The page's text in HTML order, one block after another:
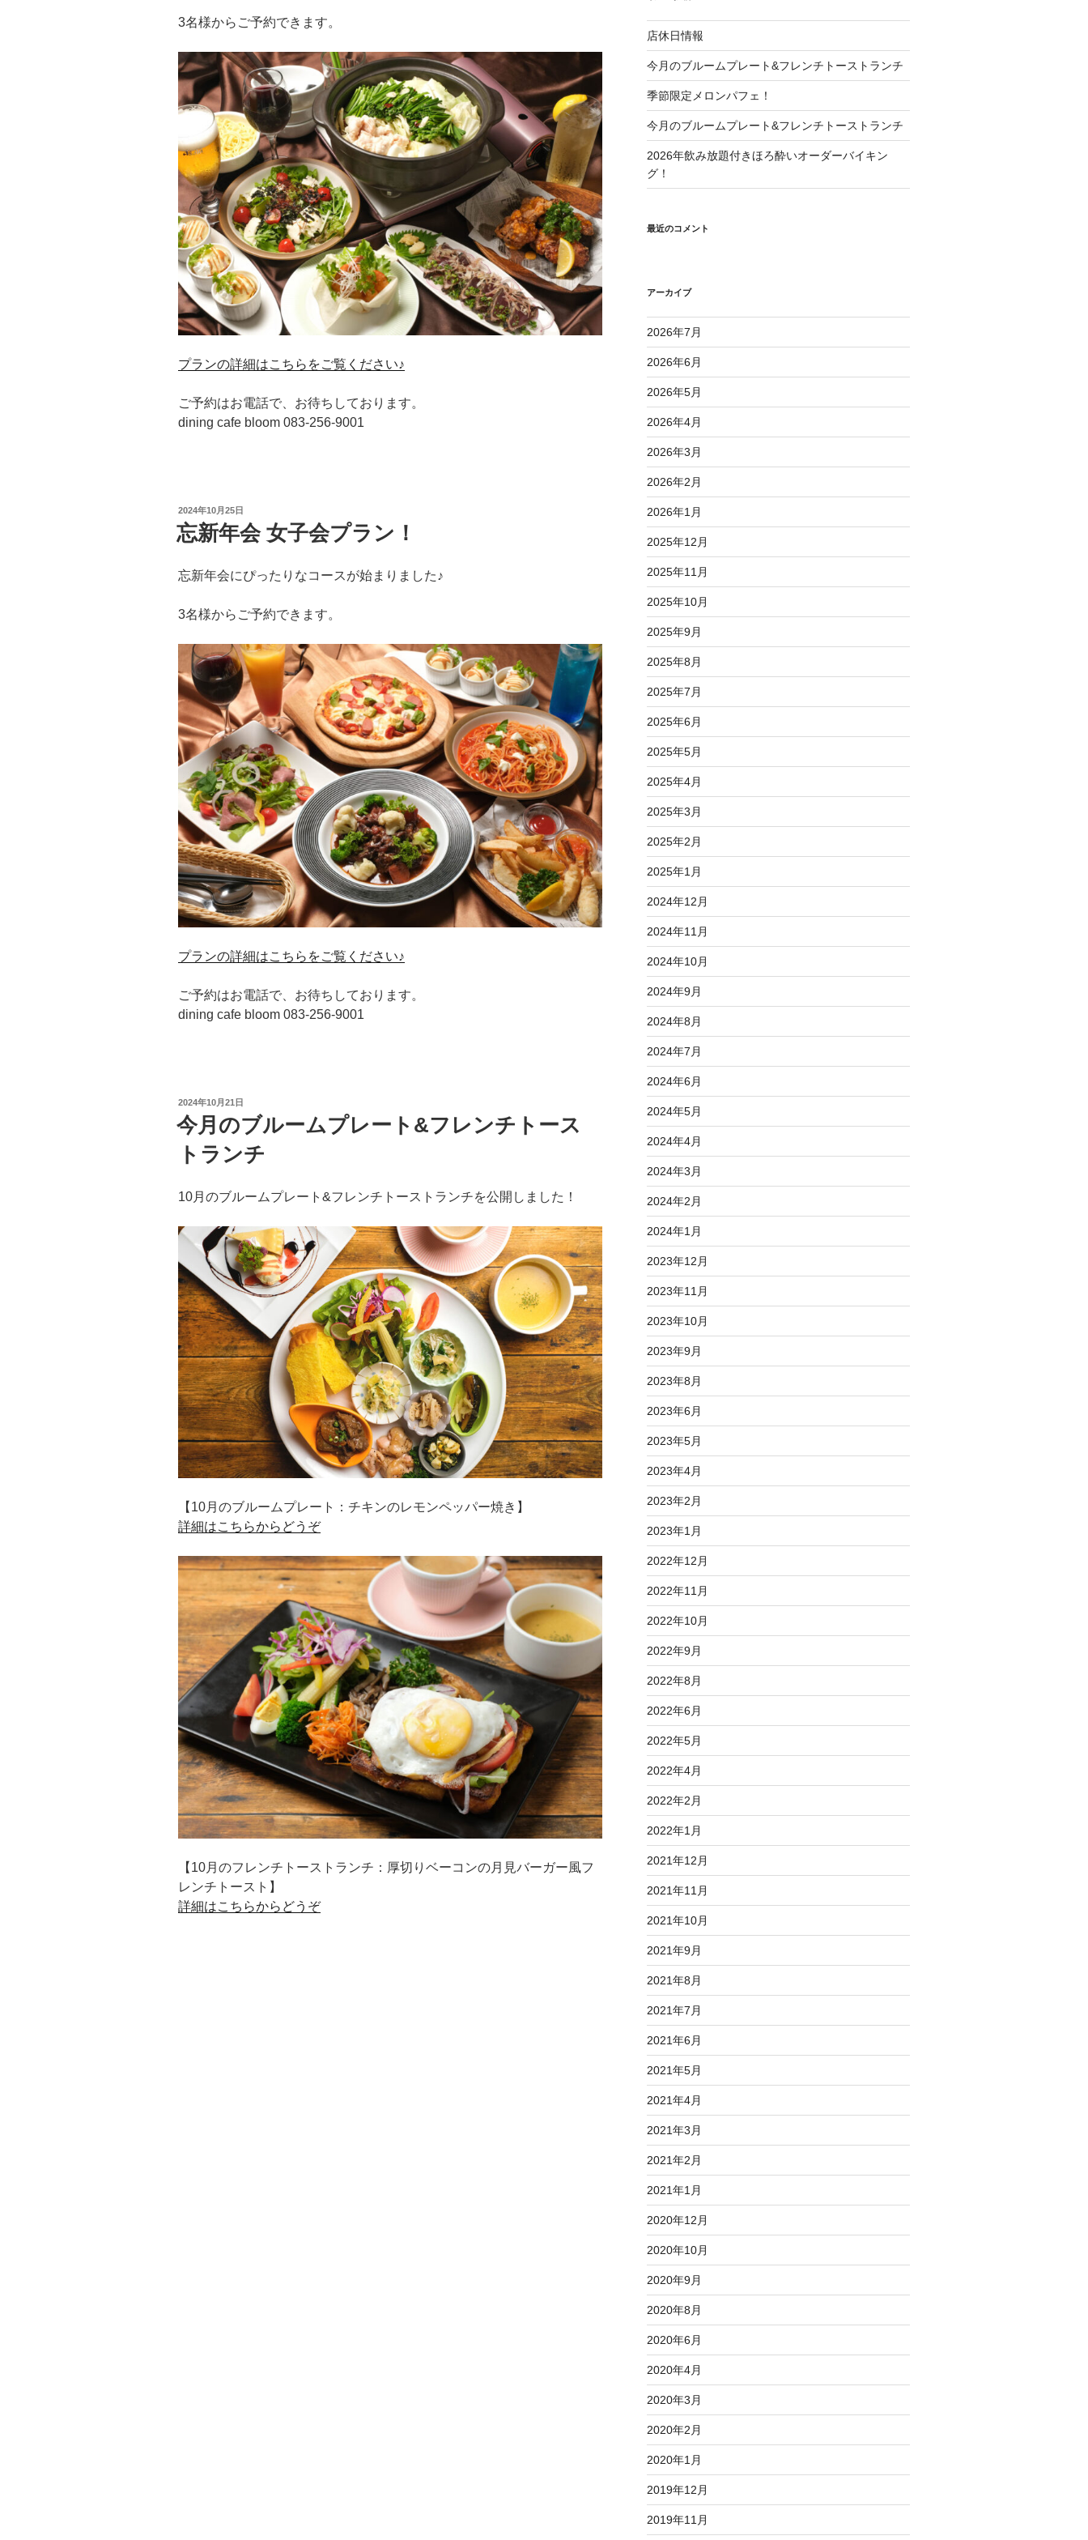
3名様からご予約できます。
プランの詳細はこちらをご覧ください♪
ご予約はお電話で、お待ちしております。
dining cafe bloom 083-256-9001
投
稿
日:
2024年10月25日
忘新年会 女子会プラン！
忘新年会にぴったりなコースが始まりました♪
3名様からご予約できます。
プランの詳細はこちらをご覧ください♪
ご予約はお電話で、お待ちしております。
dining cafe bloom 083-256-9001
投
稿
日:
2024年10月21日
今月のブルームプレート&フレンチトース
トランチ
10月のブルームプレート&フレンチトーストランチを公開しました！
【10月のブルームプレート：チキンのレモンペッパー焼き】
詳細はこちらからどうぞ
【10月のフレンチトーストランチ：厚切りベーコンの月見バーガー風フ
レンチトースト】
詳細はこちらからどうぞ
店休日情報
今月のブルームプレート&フレンチトーストランチ
季節限定メロンパフェ！
今月のブルームプレート&フレンチトーストランチ
2026年飲み放題付きほろ酔いオーダーバイキン
グ！
最近のコメント
アーカイブ
2026年7月
2026年6月
2026年5月
2026年4月
2026年3月
2026年2月
2026年1月
2025年12月
2025年11月
2025年10月
2025年9月
2025年8月
2025年7月
2025年6月
2025年5月
2025年4月
2025年3月
2025年2月
2025年1月
2024年12月
2024年11月
2024年10月
2024年9月
2024年8月
2024年7月
2024年6月
2024年5月
2024年4月
2024年3月
2024年2月
2024年1月
2023年12月
2023年11月
2023年10月
2023年9月
2023年8月
2023年6月
2023年5月
2023年4月
2023年2月
2023年1月
2022年12月
2022年11月
2022年10月
2022年9月
2022年8月
2022年6月
2022年5月
2022年4月
2022年2月
2022年1月
2021年12月
2021年11月
2021年10月
2021年9月
2021年8月
2021年7月
2021年6月
2021年5月
2021年4月
2021年3月
2021年2月
2021年1月
2020年12月
2020年10月
2020年9月
2020年8月
2020年6月
2020年4月
2020年3月
2020年2月
2020年1月
2019年12月
2019年11月